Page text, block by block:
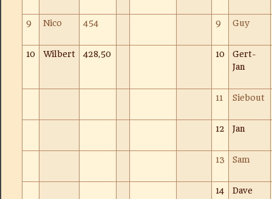
9 Nico 454 9 Guy
10 Wilbert 428,50 10
Gert-
Jan
11 Siebout
12 Jan
13 Sam
14 Dave